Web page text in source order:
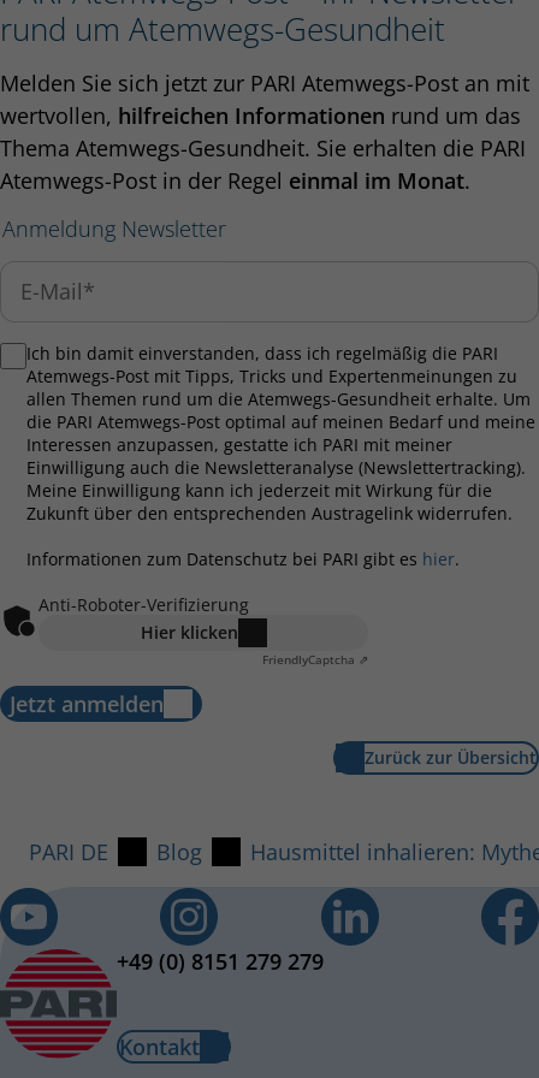
rund um Atemwegs-Gesundheit
Melden Sie sich jetzt zur PARI Atemwegs-Post an mit
wertvollen, hilfreichen Informationen rund um das
Thema Atemwegs-Gesundheit. Sie erhalten die PARI
Atemwegs-Post in der Regel einmal im Monat.
Anmeldung Newsletter
Ich bin damit einverstanden, dass ich regelmäßig die PARI
Atemwegs-Post mit Tipps, Tricks und Expertenmeinungen zu
allen Themen rund um die Atemwegs-Gesundheit erhalte. Um
die PARI Atemwegs-Post optimal auf meinen Bedarf und meine
Interessen anzupassen, gestatte ich PARI mit meiner
Einwilligung auch die Newsletteranalyse (Newslettertracking).
Meine Einwilligung kann ich jederzeit mit Wirkung für die
Zukunft über den entsprechenden Austragelink widerrufen.
Informationen zum Datenschutz bei PARI gibt es hier.
Anti-Roboter-Verifizierung
Hier klicken
FriendlyCaptcha ⇗
Jetzt anmelden
Zurück zur Übersicht
PARI DE Blog Hausmittel inhalieren:
+49 (0) 8151 279 279
Kontakt